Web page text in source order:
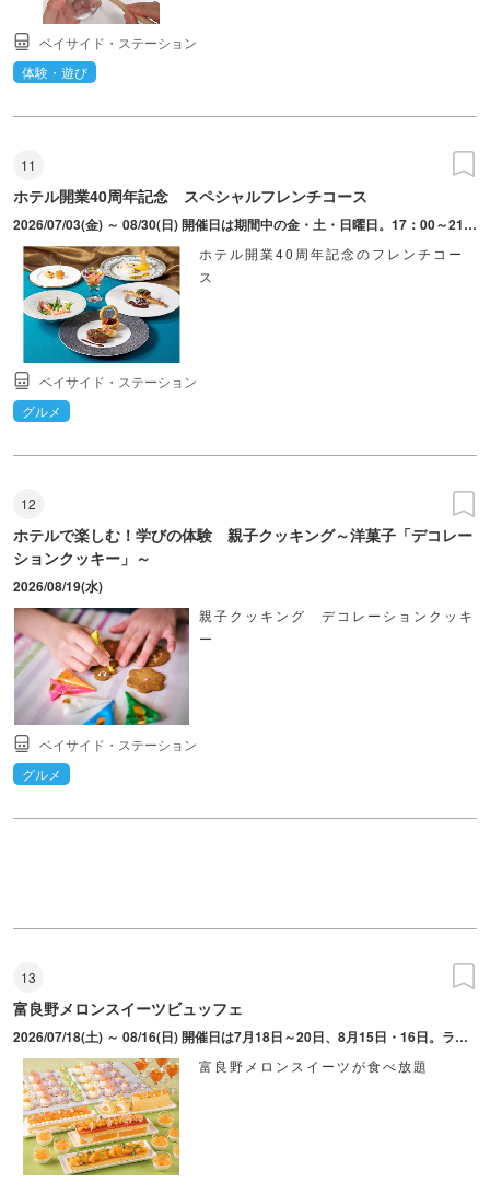
ベイサイド・ステーション
体験・遊び
11
ホテル開業40周年記念 スペシャルフレンチコース
2026/07/03(金) ～ 08/30(日) 開催日は期間中の金・土・日曜日。17：00～21：30（L.O.20：00）。予約制（利用日の3日前の正午までに要予約）
ホテル開業40周年記念のフレンチコー
ス
ベイサイド・ステーション
グルメ
12
ホテルで楽しむ！学びの体験 親子クッキング～洋菓子「デコレー
ションクッキー」～
2026/08/19(水)
親子クッキング デコレーションクッキ
ー
ベイサイド・ステーション
グルメ
13
富良野メロンスイーツビュッフェ
2026/07/18(土) ～ 08/16(日) 開催日は7月18日～20日、8月15日・16日。ラストオーダー14：00。写真撮影タイム11：45～11：55（撮影希望者は11：45～で予約）。ビュッフェ開始の12：00まではスイーツ・料理を取ることは不可。
富良野メロンスイーツが食べ放題